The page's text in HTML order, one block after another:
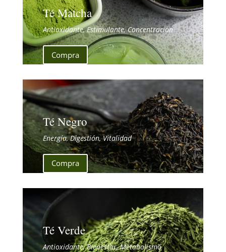
Té Matcha
Antioxidante, Estimulante, Concentración
Compra
Té Negro
Energía, Digestión, Vitalidad
Compra
Té Verde
Antioxidante, Bienestar, Metabolismo